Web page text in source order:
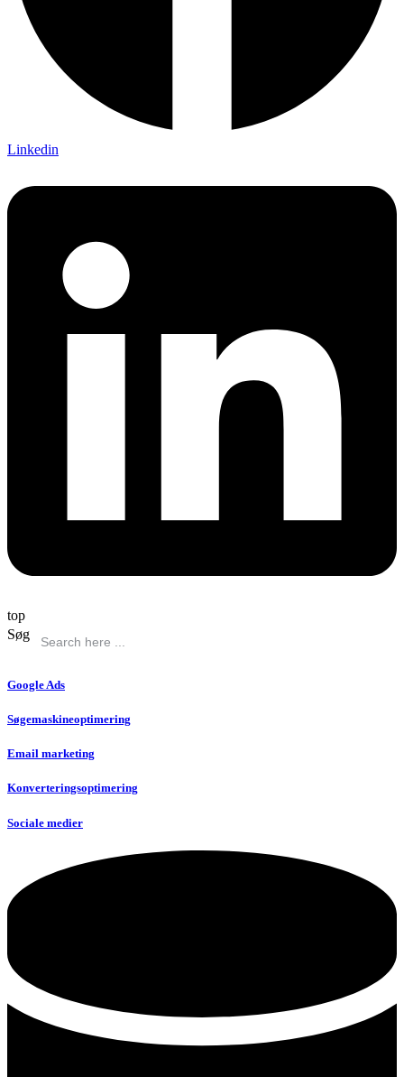
Linkedin
top
Søg
Google Ads
Søgemaskineoptimering
Email marketing
Konverteringsoptimering
Sociale medier